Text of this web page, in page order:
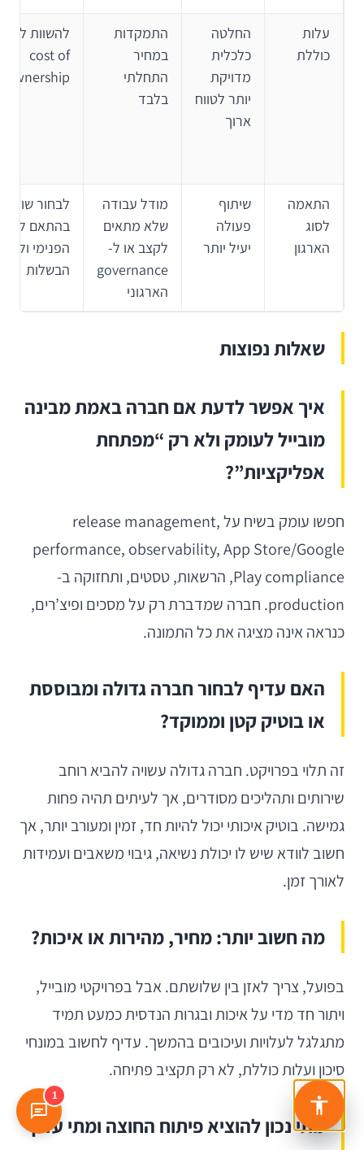
עלות
כוללת
החלטה
כלכלית
מדויקת
יותר לטווח
ארוך
התמקדות
במחיר
התחלתי
בלבד
cost of
ownership
התאמה
לסוג
הארגון
שיתוף
פעולה
יעיל יותר
מודל עבודה
שלא מתאים
לקצב או ל-
governance
הארגוני
לבחור שותף
בהתאם
הפנימי
הבשלות
שאלות נפוצות
איך אפשר לדעת אם חברה באמת מבינה
מובייל לעומק ולא רק “מפתחת
אפליקציות”?
חפשו עומק בשיח על release management,
performance, observability, App Store/Google
Play compliance, הרשאות, טסטים, ותחזוקה ב-
production. חברה שמדברת רק על מסכים ופיצ’רים,
כנראה אינה מציגה את כל התמונה.
האם עדיף לבחור חברה גדולה ומבוססת
או בוטיק קטן וממוקד?
זה תלוי בפרויקט. חברה גדולה עשויה להביא רוחב
שירותים ותהליכים מסודרים, אך לעיתים תהיה פחות
גמישה. בוטיק איכותי יכול להיות חד, זמין ומעורב יותר, אך
חשוב לוודא שיש לו יכולת נשיאה, גיבוי משאבים ועמידות
לאורך זמן.
מה חשוב יותר: מחיר, מהירות או איכות?
בפועל, צריך לאזן בין שלושתם. אבל בפרויקטי מובייל,
ויתור חד מדי על איכות ובגרות הנדסית כמעט תמיד
מתגלגל לעלויות ועיכובים בהמשך. עדיף לחשוב במונחי
סיכון ועלות כוללת, לא רק תקציב פתיחה.
מתי נכון להוציא פיתוח החוצה ומתי עדיף
1